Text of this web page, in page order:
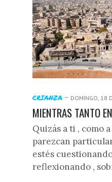
CRIANZA - DOMINGO, 18
MIENTRAS TANTO
Quizás a ti , como
parezcan
estés
reflexionando ,